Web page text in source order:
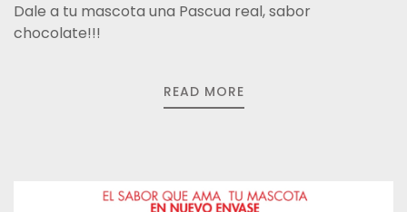
Dale a tu mascota una Pascua real, sabor
chocolate!!!
READ MORE